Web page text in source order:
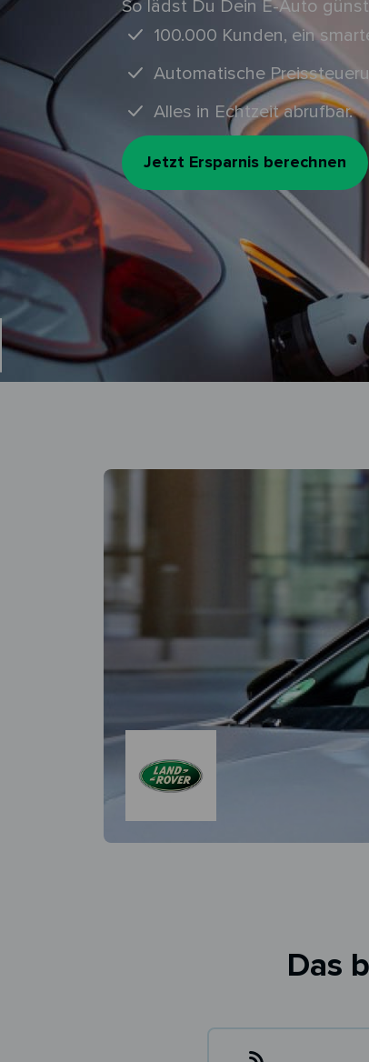
So lädst Du Dein E-Auto
100.000 Kunden, ein
Automatische
Alles in Echtzeit abrufbar.
Jetzt Ersparnis berechnen
Das